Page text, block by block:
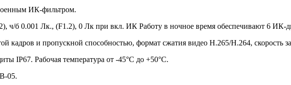
ИК-фильтром.
ч/б 0.001 Лк., (F1.2), 0 Лк при вкл. ИК Работу в ночное время обеспечивают 6 ИК-
кадров и пропускной способностью, формат сжатия видео H.265/H.264, скорость
IP67. Рабочая температура от -45°С до +50°С.
05.